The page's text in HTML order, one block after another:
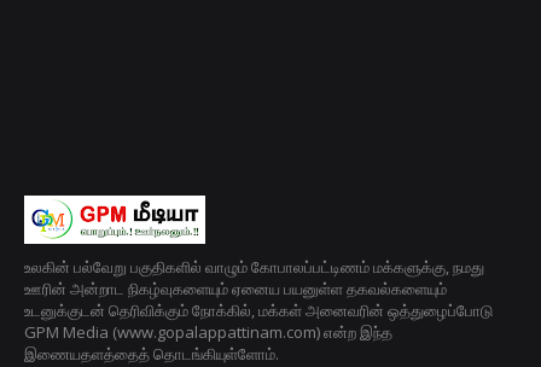
உலகின் பல்வேறு பகுதிகளில் வாழும் கோபாலப்பட்டிணம் மக்களுக்கு, நமது
ஊரின் அன்றாட நிகழ்வுகளையும் ஏனைய பயனுள்ள தகவல்களையும்
உடனுக்குடன் தெரிவிக்கும் நோக்கில், மக்கள் அனைவரின் ஒத்துழைப்போடு
GPM Media (www.gopalappattinam.com) என்ற இந்த
இணையதளத்தைத் தொடங்கியுள்ளோம்.